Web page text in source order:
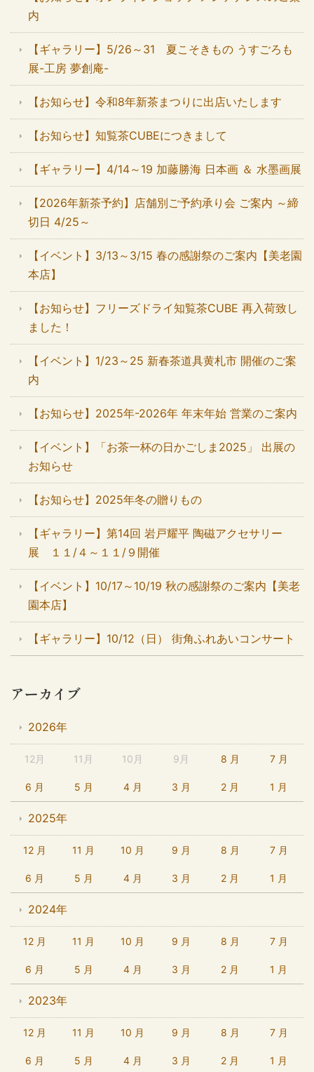
内
【ギャラリー】5/26～31 夏こそきもの うすごろも
展-工房 夢創庵-
【お知らせ】令和8年新茶まつりに出店いたします
【お知らせ】知覧茶CUBEにつきまして
【ギャラリー】4/14～19 加藤勝海 日本画 ＆ 水墨画展
【2026年新茶予約】店舗別ご予約承り会 ご案内 ～締
切日 4/25～
【イベント】3/13～3/15 春の感謝祭のご案内【美老園
本店】
【お知らせ】フリーズドライ知覧茶CUBE 再入荷致し
ました！
【イベント】1/23～25 新春茶道具黄札市 開催のご案
内
【お知らせ】2025年-2026年 年末年始 営業のご案内
【イベント】「お茶一杯の日かごしま2025」 出展の
お知らせ
【お知らせ】2025年冬の贈りもの
【ギャラリー】第14回 岩戸耀平 陶磁アクセサリー
展 １１/４～１１/９開催
【イベント】10/17～10/19 秋の感謝祭のご案内【美老
園本店】
【ギャラリー】10/12（日） 街角ふれあいコンサート
アーカイブ
2026年
12月 11月 10月 9月 8 月 7 月
6 月 5 月 4 月 3 月 2 月 1 月
2025年
12 月 11 月 10 月 9 月 8 月 7 月
6 月 5 月 4 月 3 月 2 月 1 月
2024年
12 月 11 月 10 月 9 月 8 月 7 月
6 月 5 月 4 月 3 月 2 月 1 月
2023年
12 月 11 月 10 月 9 月 8 月 7 月
6 月 5 月 4 月 3 月 2 月 1 月